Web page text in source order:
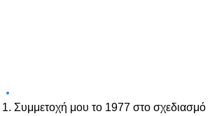
Συμμετοχή μου το 1977 στο σχεδιασμό